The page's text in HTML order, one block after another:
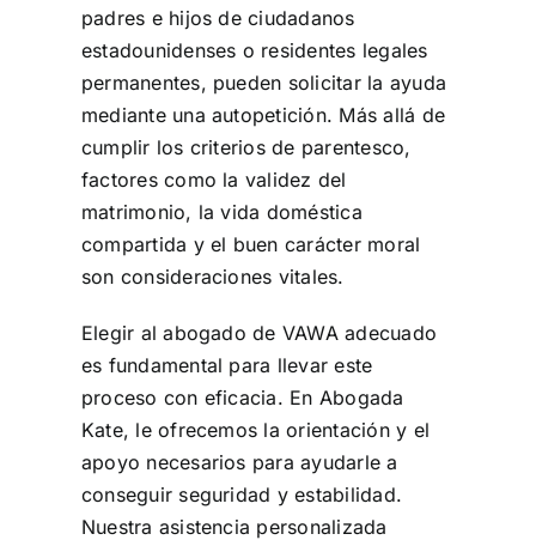
padres e hijos de ciudadanos
estadounidenses o residentes legales
permanentes, pueden solicitar la ayuda
mediante una autopetición. Más allá de
cumplir los criterios de parentesco,
factores como la validez del
matrimonio, la vida doméstica
compartida y el buen carácter moral
son consideraciones vitales.
Elegir al abogado de VAWA adecuado
es fundamental para llevar este
proceso con eficacia. En Abogada
Kate, le ofrecemos la orientación y el
apoyo necesarios para ayudarle a
conseguir seguridad y estabilidad.
Nuestra asistencia personalizada